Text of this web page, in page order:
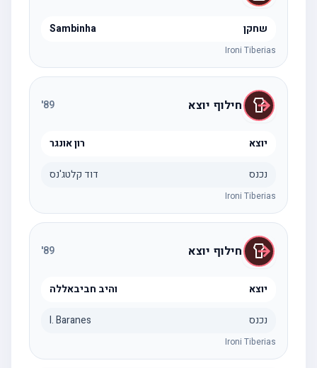
שחקן Sambinha
Ironi Tiberias
חילוף יוצא 89
'
יוצא רון אונגר
נכנס דוד קלטג'נס
Ironi Tiberias
חילוף יוצא 89
'
יוצא והיב חביבאללה
נכנס I. Baranes
Ironi Tiberias